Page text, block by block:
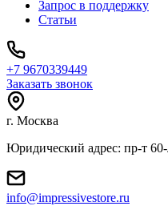
Запрос в поддержку
Статьи
+7 9670339449
Заказать звонок
г. Москва
Юридический адрес: пр-т
info@impressivestore.ru